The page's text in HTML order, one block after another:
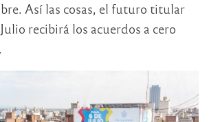
Así las cosas, el futuro titular
recibirá los acuerdos a cero